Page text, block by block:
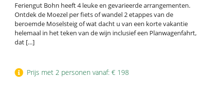
Feriengut Bohn heeft 4 leuke en gevarieerde arrangementen.
Ontdek de Moezel per fiets of wandel 2 etappes van de
beroemde Moselsteig of wat dacht u van een korte vakantie
helemaal in het teken van de wijn inclusief een Planwagenfahrt,
dat […]
Prijs met 2 personen vanaf: € 198